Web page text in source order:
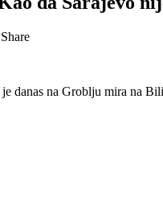
danas na Groblju mira na